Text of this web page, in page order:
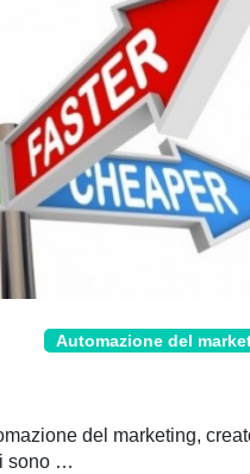
Automazione del
del marketing,
sono …